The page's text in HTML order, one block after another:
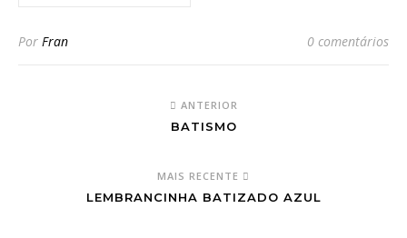
Por Fran 0 comentários
ANTERIOR
BATISMO
MAIS RECENTE
LEMBRANCINHA BATIZADO AZUL